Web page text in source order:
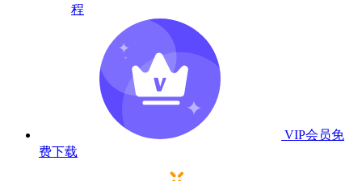
程
VIP会员免
费下载